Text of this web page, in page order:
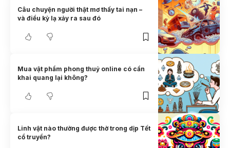
Câu chuyện người thật mơ thấy tai nạn –
và điều kỳ lạ xảy ra sau đó
Mua vật phẩm phong thuỷ online có cần
khai quang lại không?
Linh vật nào thường được thờ trong dịp Tết
cổ truyền?